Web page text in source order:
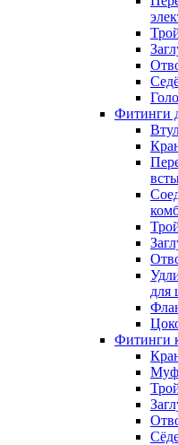
Фитинги
для
Фитинги